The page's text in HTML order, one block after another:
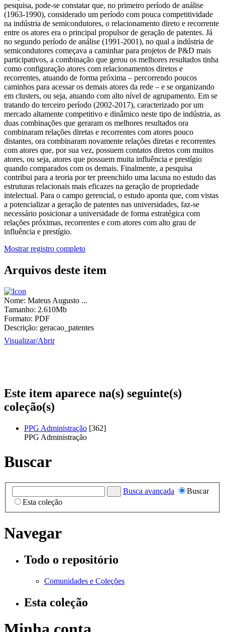
pesquisa, pode-se constatar que, no primeiro período de análise
(1963-1990), considerado um período com pouca competitividade
na indústria de semicondutores, o relacionamento direto e recorrente
entre os atores era o principal propulsor de geração de patentes. Já
no segundo período de análise (1991-2001), no qual a indústria de
semicondutores começava a caminhar para projetos de P&D mais
participativos, a combinação que gerou os melhores resultados tinha
como configuração atores com relacionamentos diretos e
recorrentes, atuando de forma próxima – percorrendo poucos
caminhos para acessar os demais atores da rede – e se organizando
em clusters, ou seja, atuando com alto nível de agrupamento. Em se
tratando do terceiro período (2002-2017), caracterizado por um
mercado altamente competitivo e dinâmico neste tipo de indústria, as
duas combinações que geraram os melhores resultados ora
combinaram relações diretas e recorrentes com atores pouco
distantes, ora combinaram novamente relações diretas e recorrentes
com atores que, por sua vez, possuem contatos diretos com muitos
atores, ou seja, atores que possuem muita influência e prestígio
quando comparados com os demais. Finalmente, a pesquisa
contribui para a teoria por ter preenchido uma lacuna no estudo das
estruturas relacionais mais eficazes na geração de propriedade
intelectual. Para o campo gerencial, o estudo aponta que, com vistas
a potencializar a geração de patentes nas universidades, faz-se
necessário posicionar a universidade de forma estratégica com
relações próximas, recorrentes e com atores com alto grau de
influência e prestígio.
Mostrar registro completo
Arquivos deste item
Nome: Mateus Augusto ...
Tamanho: 2.610Mb
Formato: PDF
Descrição: geracao_patentes
Visualizar/Abrir
Este item aparece na(s) seguinte(s)
coleção(s)
PPG Administração [362]
PPG Administração
Buscar
Busca avançada
Buscar
Esta coleção
Navegar
Todo o repositório
Comunidades e Coleções
Esta coleção